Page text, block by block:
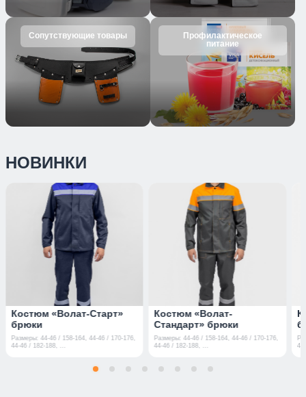
Сопутствующие товары
Профилактическое
питание
НОВИНКИ
Костюм «Волат-Старт»
брюки
Размеры: 44-46 / 158-164, 44-46 / 170-176,
44-46 / 182-188, ...
Костюм «Волат-
Стандарт» брюки
Размеры: 44-46 / 158-164, 44-46 / 170-176,
44-46 / 182-188, ...